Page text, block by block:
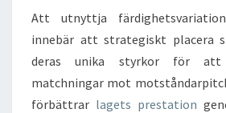
Att utnyttja
innebär att strategiskt placera
deras unika styrkor för att
matchningar mot
förbättrar lagets prestation